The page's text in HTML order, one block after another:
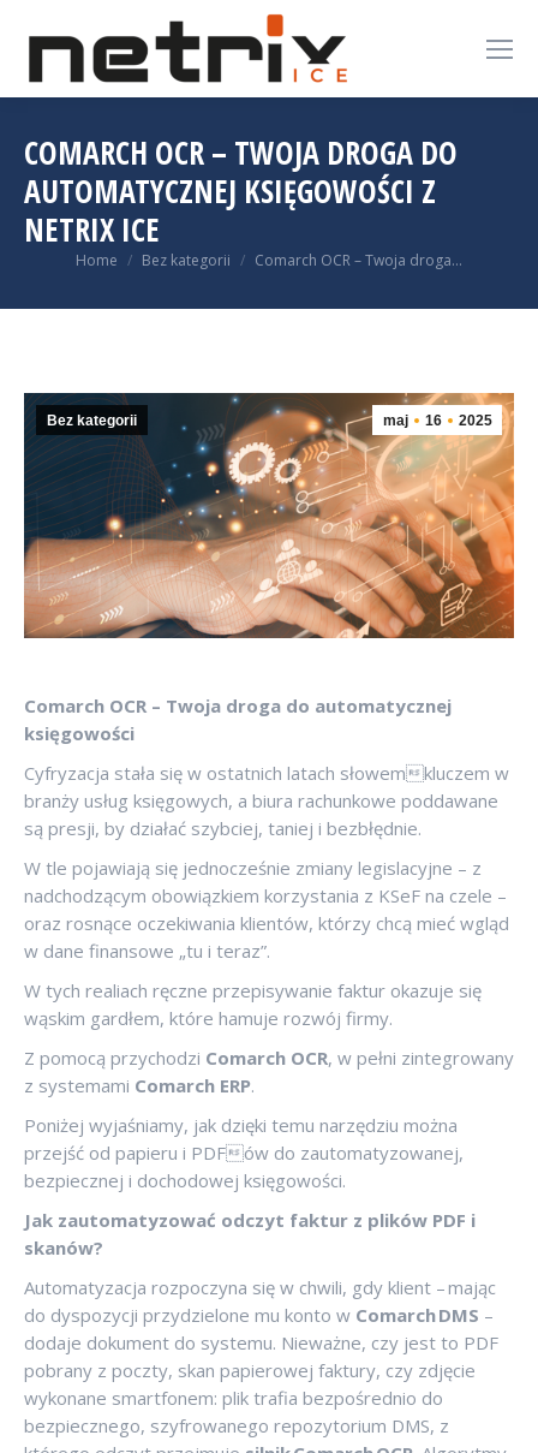
COMARCH OCR – TWOJA DROGA DO
AUTOMATYCZNEJ KSIĘGOWOŚCI Z
NETRIX ICE
You are here:
Home Bez kategorii Comarch OCR – Twoja droga…
maj 16 2025
Bez kategorii
Comarch OCR – Twoja droga do automatycznej
księgowości
Cyfryzacja stała się w ostatnich latach słowemkluczem w
branży usług księgowych, a biura rachunkowe poddawane
są presji, by działać szybciej, taniej i bezbłędnie.
W tle pojawiają się jednocześnie zmiany legislacyjne – z
nadchodzącym obowiązkiem korzystania z KSeF na czele –
oraz rosnące oczekiwania klientów, którzy chcą mieć wgląd
w dane finansowe „tu i teraz”.
W tych realiach ręczne przepisywanie faktur okazuje się
wąskim gardłem, które hamuje rozwój firmy.
Z pomocą przychodzi Comarch OCR, w pełni zintegrowany
z systemami Comarch ERP.
Poniżej wyjaśniamy, jak dzięki temu narzędziu można
przejść od papieru i PDFów do zautomatyzowanej,
bezpiecznej i dochodowej księgowości.
Jak zautomatyzować odczyt faktur z plików PDF i
skanów?
Automatyzacja rozpoczyna się w chwili, gdy klient – mając
do dyspozycji przydzielone mu konto w Comarch DMS –
dodaje dokument do systemu. Nieważne, czy jest to PDF
pobrany z poczty, skan papierowej faktury, czy zdjęcie
wykonane smartfonem: plik trafia bezpośrednio do
bezpiecznego, szyfrowanego repozytorium DMS, z